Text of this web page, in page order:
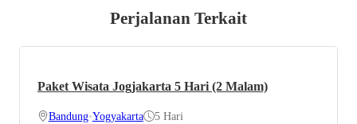
Perjalanan Terkait
Paket Wisata Jogjakarta 5 Hari (2 Malam)
Bandung•Yogyakarta 5 Hari